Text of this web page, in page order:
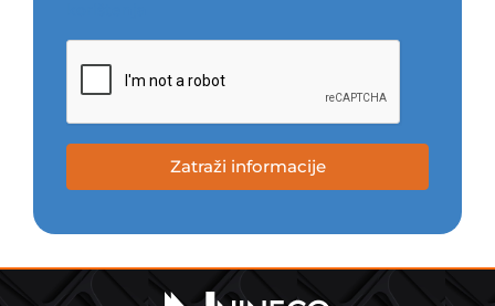
Zatraži informacije